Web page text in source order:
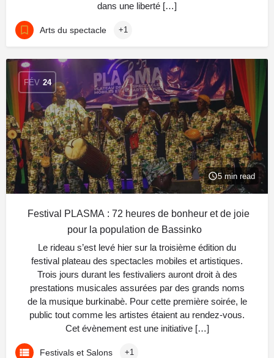
dans une liberté […]
Arts du spectacle +1
FÉV 24
5 min read
Festival PLASMA : 72 heures de bonheur et de joie
pour la population de Bassinko
Le rideau s’est levé hier sur la troisième édition du
festival plateau des spectacles mobiles et artistiques.
Trois jours durant les festivaliers auront droit à des
prestations musicales assurées par des grands noms
de la musique burkinabè. Pour cette première soirée, le
public tout comme les artistes étaient au rendez-vous.
Cet évènement est une initiative […]
Festivals et Salons +1